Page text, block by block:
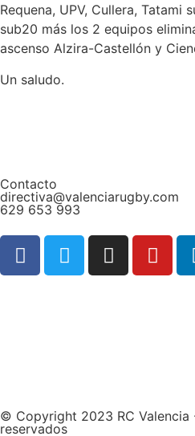
Requena, UPV, Cullera, Tatami
sub20 más los 2 equipos
ascenso Alzira-Castellón y
Un saludo.
Contacto
directiva@valenciarugby.com
629 653 993
© Copyright 2023 RC Valencia
reservados